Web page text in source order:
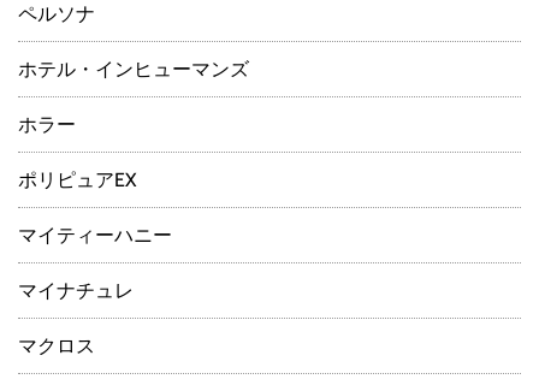
ペルソナ
ホテル・インヒューマンズ
ホラー
ポリピュアEX
マイティーハニー
マイナチュレ
マクロス